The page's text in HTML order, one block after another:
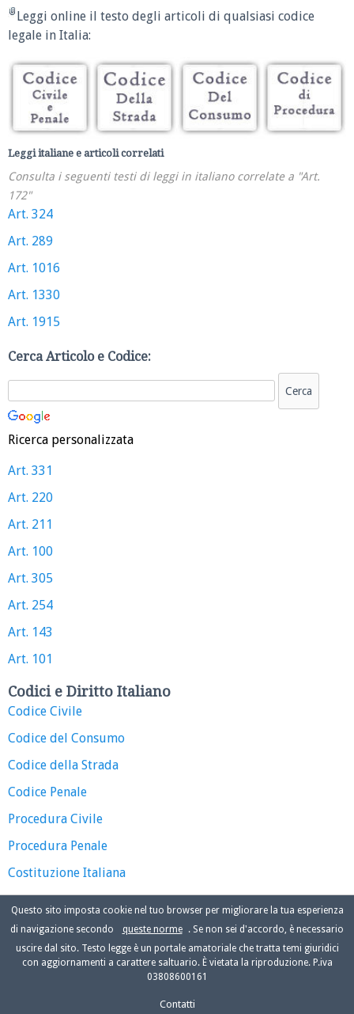
Leggi online il testo degli articoli di qualsiasi codice
legale in Italia:
Leggi italiane e articoli correlati
Consulta i seguenti testi di leggi in italiano correlate a "Art.
172"
Art. 324
Art. 289
Art. 1016
Art. 1330
Art. 1915
Cerca Articolo e Codice:
Ricerca personalizzata
Art. 331
Art. 220
Art. 211
Art. 100
Art. 305
Art. 254
Art. 143
Art. 101
Codici e Diritto Italiano
Codice Civile
Codice del Consumo
Codice della Strada
Codice Penale
Procedura Civile
Procedura Penale
Costituzione Italiana
Questo sito imposta cookie nel tuo browser per migliorare la tua esperienza
di navigazione secondo
queste norme
. Se non sei d'accordo, è necessario
uscire dal sito. Testo legge è un portale amatoriale che tratta temi giuridici
con aggiornamenti a carattere saltuario. È vietata la riproduzione. P.iva
03808600161
Contatti